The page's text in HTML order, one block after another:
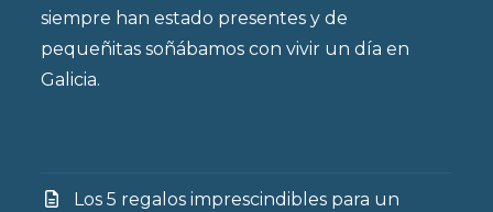
siempre han estado presentes y de
pequeñitas soñábamos con vivir un día en
Galicia.
Los 5 regalos imprescindibles para un